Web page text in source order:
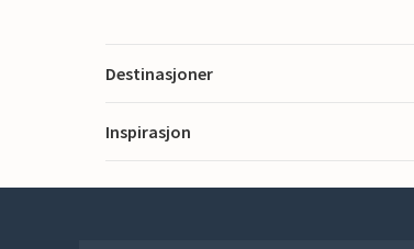
Destinasjoner
Inspirasjon